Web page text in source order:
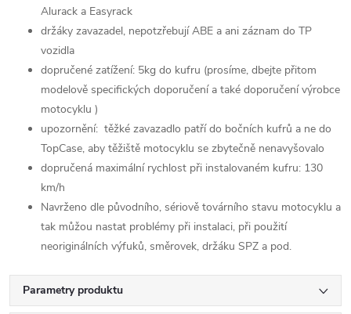
Alurack a Easyrack
držáky zavazadel, nepotzřebují ABE a ani záznam do TP
vozidla
dopručené zatížení: 5kg do kufru (prosíme, dbejte přitom
modelově specifických doporučení a také doporučení výrobce
motocyklu )
upozornění: těžké zavazadlo patří do bočních kufrů a ne do
TopCase, aby těžiště motocyklu se zbytečně nenavyšovalo
dopručená maximální rychlost při instalovaném kufru: 130
km/h
Navrženo dle původního, sériově továrního stavu motocyklu a
tak můžou nastat problémy při instalaci, při použití
neoriginálních výfuků, směrovek, držáku SPZ a pod.
Parametry produktu